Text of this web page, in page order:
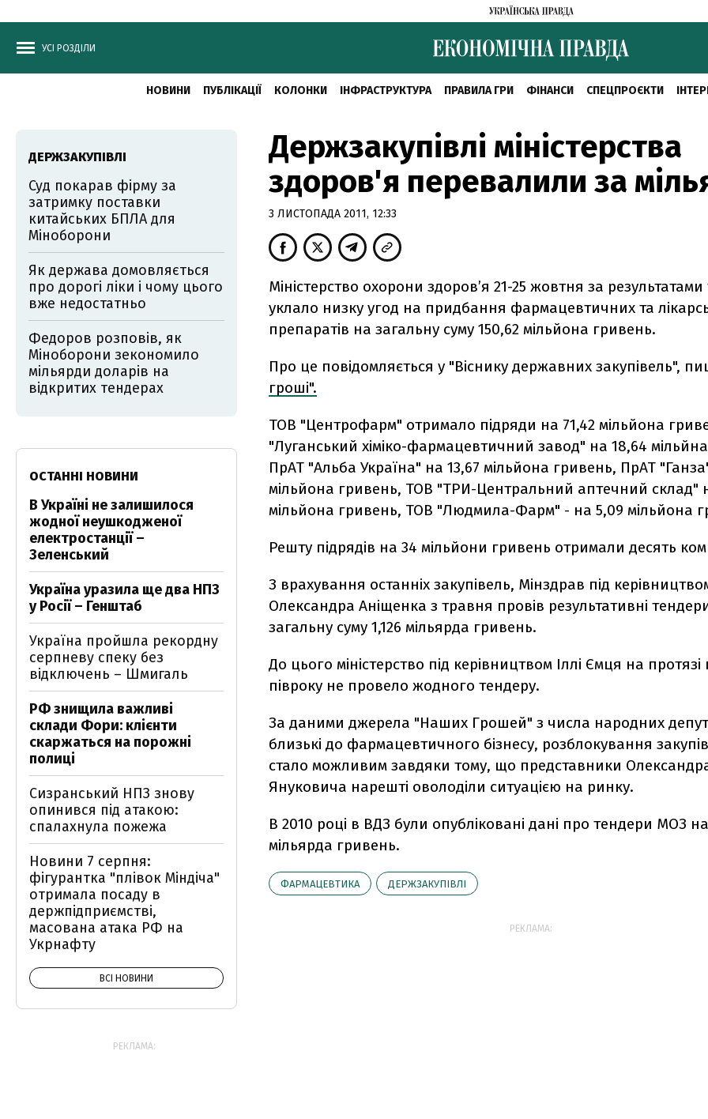
УСІ РОЗДІЛИ
НОВИНИ ПУБЛІКАЦІЇ КОЛОНКИ ІНФРАСТРУКТУРА ПРАВИЛА ГРИ ФІНАНСИ СПЕЦПРОЄКТИ
Держзакупівлі міністерства
здоров'я перевалили за
3 ЛИСТОПАДА 2011, 12:33
Міністерство охорони здоров’я 21-25 жовтня за результатами
уклало низку угод на придбання фармацевтичних та
препаратів на загальну суму 150,62 мільйона гривень.
Про це повідомляється у "Віснику державних закупівель",
гроші".
ТОВ "Центрофарм" отримало підряди на 71,42 мільйона
"Луганський хіміко-фармацевтичний завод" на 18,64
ПрАТ "Альба Україна" на 13,67 мільйона гривень, ПрАТ
мільйона гривень, ТОВ "ТРИ-Центральний аптечний склад"
мільйона гривень, ТОВ "Людмила-Фарм" - на 5,09 мільйона
Решту підрядів на 34 мільйони гривень отримали десять
З врахування останніх закупівель, Мінздрав під
Олександра Аніщенка з травня провів результативні
загальну суму 1,126 мільярда гривень.
До цього міністерство під керівництвом Іллі Ємця на
півроку не провело жодного тендеру.
За даними джерела "Наших Грошей" з числа народних
близькі до фармацевтичного бізнесу, розблокування
стало можливим завдяки тому, що представники
Януковича нарешті оволоділи ситуацією на ринку.
В 2010 році в ВДЗ були опубліковані дані про тендери МОЗ на
мільярда гривень.
ФАРМАЦЕВТИКА ДЕРЖЗАКУПІВЛІ
РЕКЛАМА:
ДЕРЖЗАКУПІВЛІ
Суд покарав фірму за
затримку поставки
китайських БПЛА для
Міноборони
Як держава домовляється
про дорогі ліки і чому цього
вже недостатньо
Федоров розповів, як
Міноборони зекономило
мільярди доларів на
відкритих тендерах
ОСТАННІ НОВИНИ
В Україні не залишилося
жодної неушкодженої
електростанції –
Зеленський
Україна уразила ще два НПЗ
у Росії – Генштаб
Україна пройшла рекордну
серпневу спеку без
відключень – Шмигаль
РФ знищила важливі
склади Фори: клієнти
скаржаться на порожні
полиці
Сизранський НПЗ знову
опинився під атакою:
спалахнула пожежа
Новини 7 серпня:
фігурантка "плівок Міндіча"
отримала посаду в
держпідприємстві,
масована атака РФ на
Укрнафту
ВСІ НОВИНИ
РЕКЛАМА: